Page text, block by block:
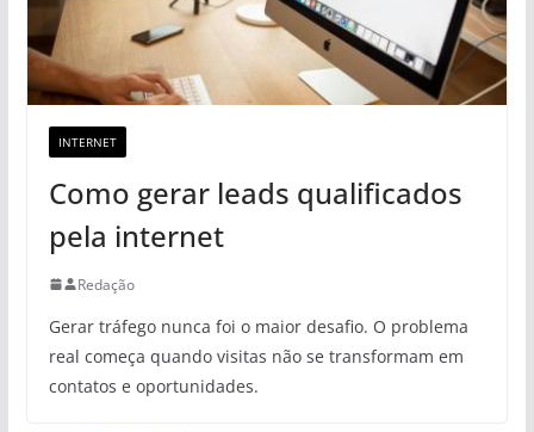
INTERNET
Como gerar leads qualificados
pela internet
Redação
Gerar tráfego nunca foi o maior desafio. O problema
real começa quando visitas não se transformam em
contatos e oportunidades.